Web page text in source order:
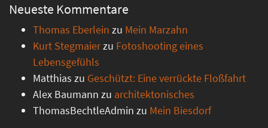
Neueste Kommentare
Thomas Eberlein zu Mein Marzahn
Kurt Stegmaierzu Fotoshooting eines
Lebensgefühls
Matthias zu Geschützt: Eine verrückte Floßfahrt
Alex Baumann zu architektonisches
ThomasBechtleAdmin zu Mein Biesdorf